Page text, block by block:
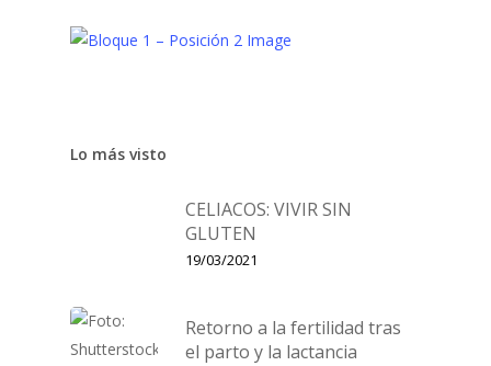
Lo más visto
CELIACOS: VIVIR SIN
GLUTEN
19/03/2021
Retorno a la fertilidad tras
el parto y la lactancia